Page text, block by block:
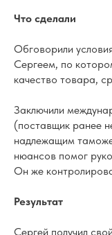
Что сделали
Обговорили
Сергеем, по
качество товара,
Заключили
(поставщик ранее
надлежащим
нюансов помог
Он же
Результат
Сергей получил